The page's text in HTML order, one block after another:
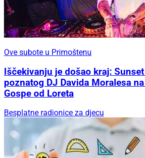
Ove subote u Primoštenu
Iščekivanju je došao kraj:
poznatog DJ Davida Moralesa
Gospe od Loreta
Besplatne radionice za djecu